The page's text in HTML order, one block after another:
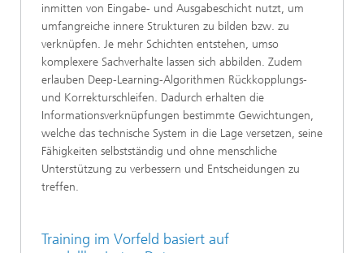
inmitten von Eingabe- und Ausgabeschicht nutzt, um
umfangreiche innere Strukturen zu bilden bzw. zu
verknüpfen. Je mehr Schichten entstehen, umso
komplexere Sachverhalte lassen sich abbilden. Zudem
erlauben Deep-Learning-Algorithmen Rückkopplungs-
und Korrekturschleifen. Dadurch erhalten die
Informationsverknüpfungen bestimmte Gewichtungen,
welche das technische System in die Lage versetzen, seine
Fähigkeiten selbstständig und ohne menschliche
Unterstützung zu verbessern und Entscheidungen zu
treffen.
Training im Vorfeld basiert auf